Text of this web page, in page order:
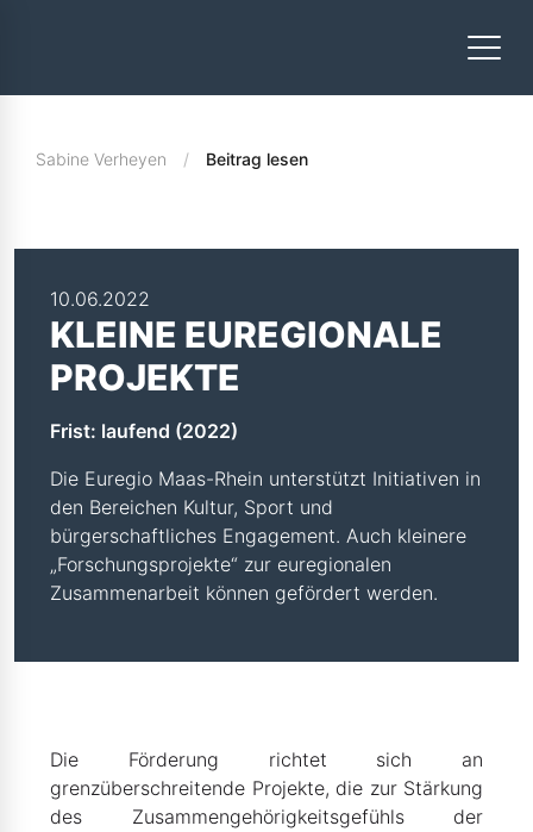
Sabine Verheyen Beitrag lesen
10.06.2022
KLEINE EUREGIONALE
PROJEKTE
Frist: laufend (2022)
Die Euregio Maas-Rhein unterstützt Initiativen in
den Bereichen Kultur, Sport und
bürgerschaftliches Engagement. Auch kleinere
„Forschungsprojekte“ zur euregionalen
Zusammenarbeit können gefördert werden.
Die Förderung richtet sich an
grenzüberschreitende Projekte, die zur Stärkung
des Zusammengehörigkeitsgefühls der